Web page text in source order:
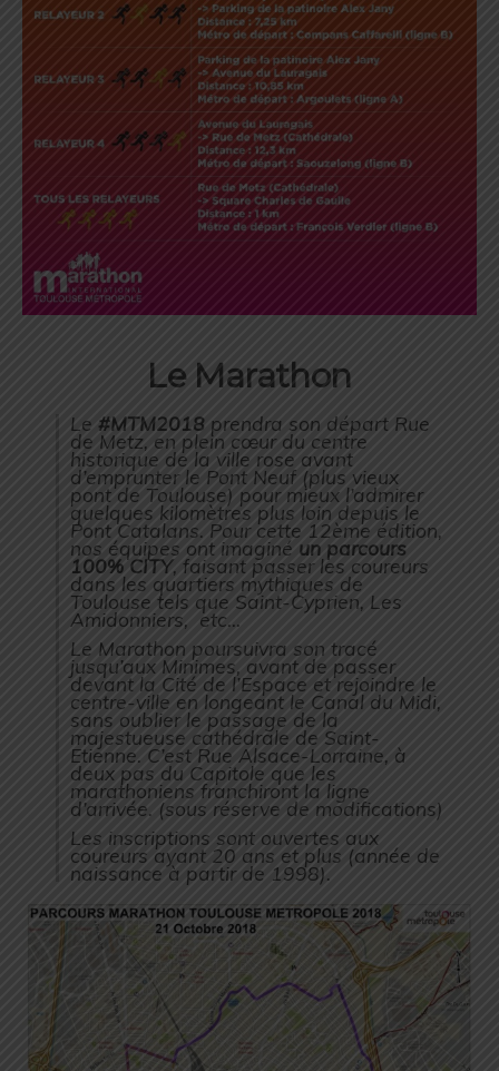
Le Marathon
Le #MTM2018 prendra son départ Rue
de Metz, en plein cœur du centre
historique de la ville rose avant
d’emprunter le Pont Neuf (plus vieux
pont de Toulouse) pour mieux l’admirer
quelques kilomètres plus loin depuis le
Pont Catalans. Pour cette 12ème édition,
nos équipes ont imaginé un parcours
100% CITY, faisant passer les coureurs
dans les quartiers mythiques de
Toulouse tels que Saint-Cyprien, Les
Amidonniers, etc…
Le Marathon poursuivra son tracé
jusqu’aux Minimes, avant de passer
devant la Cité de l’Espace et rejoindre le
centre-ville en longeant le Canal du Midi,
sans oublier le passage de la
majestueuse cathédrale de Saint-
Etienne. C’est Rue Alsace-Lorraine, à
deux pas du Capitole que les
marathoniens franchiront la ligne
d’arrivée. (sous réserve de modifications)
Les inscriptions sont ouvertes aux
coureurs ayant 20 ans et plus (année de
naissance à partir de 1998).